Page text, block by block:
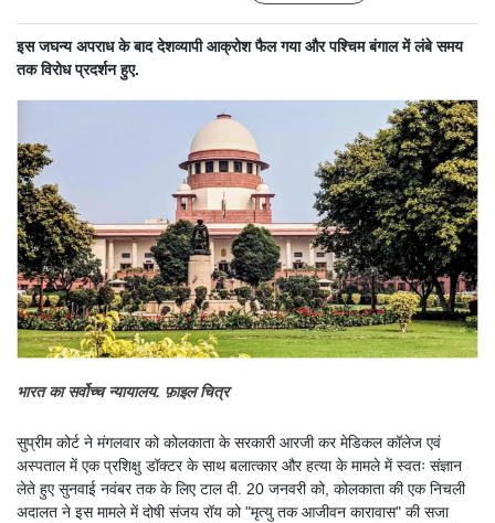
इस जघन्य अपराध के बाद देशव्यापी आक्रोश फैल गया और पश्चिम बंगाल में लंबे समय
तक विरोध प्रदर्शन हुए.
भारत का सर्वोच्च न्यायालय. फ़ाइल चित्र
सुप्रीम कोर्ट ने मंगलवार को कोलकाता के सरकारी आरजी कर मेडिकल कॉलेज एवं
अस्पताल में एक प्रशिक्षु डॉक्टर के साथ बलात्कार और हत्या के मामले में स्वतः संज्ञान
लेते हुए सुनवाई नवंबर तक के लिए टाल दी. 20 जनवरी को, कोलकाता की एक निचली
अदालत ने इस मामले में दोषी संजय रॉय को "मृत्यु तक आजीवन कारावास" की सजा